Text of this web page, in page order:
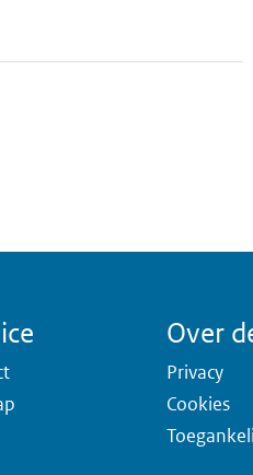
Over
Privacy
Cookies